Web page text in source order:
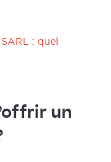
: quel
un